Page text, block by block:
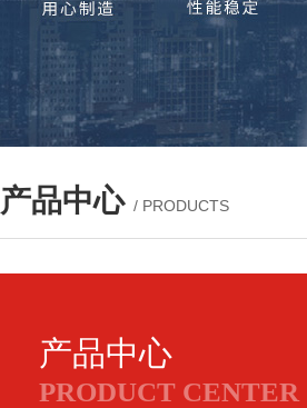
产品中心 / PRODUCTS
产品中心
PRODUCT CENTER